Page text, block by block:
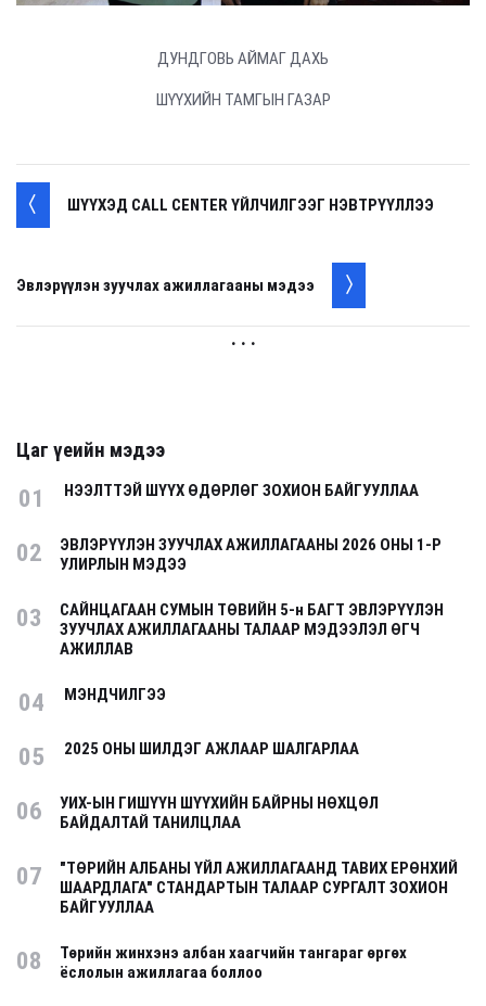
ДУНДГОВЬ АЙМАГ ДАХЬ
ШҮҮХИЙН ТАМГЫН ГАЗАР
ШҮҮХЭД CALL CENTER ҮЙЛЧИЛГЭЭГ НЭВТРҮҮЛЛЭЭ
Эвлэрүүлэн зуучлах ажиллагааны мэдээ
. . .
Цаг үеийн мэдээ
01 НЭЭЛТТЭЙ ШҮҮХ ӨДӨРЛӨГ ЗОХИОН БАЙГУУЛЛАА
02
ЭВЛЭРҮҮЛЭН ЗУУЧЛАХ АЖИЛЛАГААНЫ 2026 ОНЫ 1-Р
УЛИРЛЫН МЭДЭЭ
03
САЙНЦАГААН СУМЫН ТӨВИЙН 5-н БАГТ ЭВЛЭРҮҮЛЭН
ЗУУЧЛАХ АЖИЛЛАГААНЫ ТАЛААР МЭДЭЭЛЭЛ ӨГЧ
АЖИЛЛАВ
04 МЭНДЧИЛГЭЭ
05 2025 ОНЫ ШИЛДЭГ АЖЛААР ШАЛГАРЛАА
06
УИХ-ЫН ГИШҮҮН ШҮҮХИЙН БАЙРНЫ НӨХЦӨЛ
БАЙДАЛТАЙ ТАНИЛЦЛАА
07
"ТӨРИЙН АЛБАНЫ ҮЙЛ АЖИЛЛАГААНД ТАВИХ ЕРӨНХИЙ
ШААРДЛАГА" СТАНДАРТЫН ТАЛААР СУРГАЛТ ЗОХИОН
БАЙГУУЛЛАА
08
Төрийн жинхэнэ албан хаагчийн тангараг өргөх
ёслолын ажиллагаа боллоо